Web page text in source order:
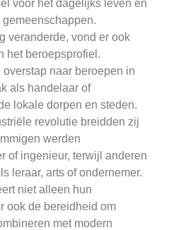
voor het dagelijks leven en
veranderde, vond er ook
het beroepsprofiel.
naar beroepen in
als handelaar of
lokale dorpen en steden.
revolutie breidden zij
werden
of ingenieur, terwijl anderen
leraar, arts of ondernemer.
niet alleen hun
ook de bereidheid om
met modern